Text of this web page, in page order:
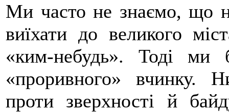
Ми часто не знаємо, що
виїхати до великого
«ким-небудь». Тоді ми
«проривного» вчинку.
проти зверхності й